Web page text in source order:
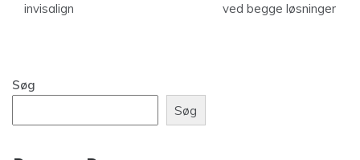
invisalign
ved begge løsninger
Søg
Søg